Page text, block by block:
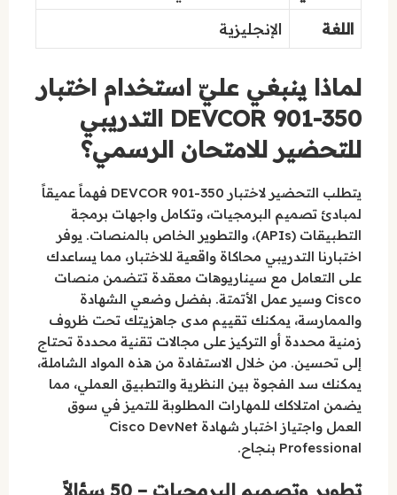
اللغة الإنجليزية
لماذا ينبغي عليّ استخدام اختبار
350-901 DEVCOR التدريبي
للتحضير للامتحان الرسمي؟
يتطلب التحضير لاختبار 350-901 DEVCOR فهماً عميقاً
لمبادئ تصميم البرمجيات، وتكامل واجهات برمجة
التطبيقات (APIs)، والتطوير الخاص بالمنصات. يوفر
اختبارنا التدريبي محاكاة واقعية للاختبار، مما يساعدك
على التعامل مع سيناريوهات معقدة تتضمن منصات
Cisco وسير عمل الأتمتة. بفضل وضعي الشهادة
والممارسة، يمكنك تقييم مدى جاهزيتك تحت ظروف
زمنية محددة أو التركيز على مجالات تقنية محددة تحتاج
إلى تحسين. من خلال الاستفادة من هذه المواد الشاملة،
يمكنك سد الفجوة بين النظرية والتطبيق العملي، مما
يضمن امتلاكك للمهارات المطلوبة للتميز في سوق
العمل واجتياز اختبار شهادة Cisco DevNet
Professional بنجاح.
تطوير وتصميم البرمجيات – 50 سؤالاً